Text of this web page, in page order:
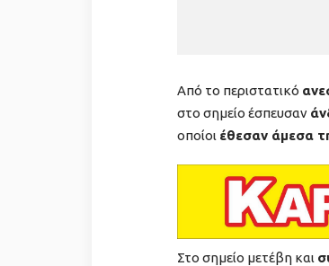
Από το περιστατικό
στο σημείο έσπευσαν
οποίοι έθεσαν άμεσα
Στο σημείο μετέβη και